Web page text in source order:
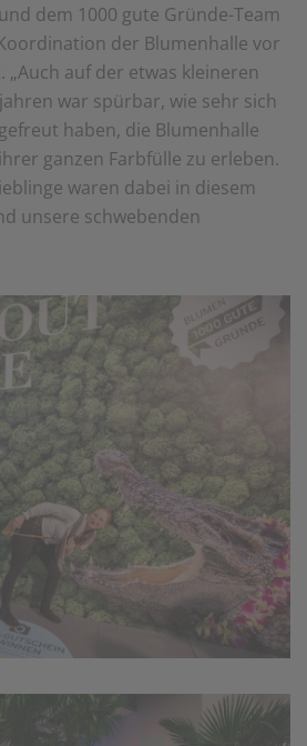
dem 1000 gute Gründe-Team
der Blumenhalle vor
auf der etwas kleineren
war spürbar, wie sehr sich
haben, die Blumenhalle
ganzen Farbfülle zu erleben.
waren dabei in diesem
unsere schwebenden